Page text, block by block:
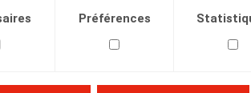
Préférences